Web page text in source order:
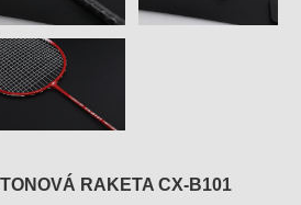
RAKETA CX-B101